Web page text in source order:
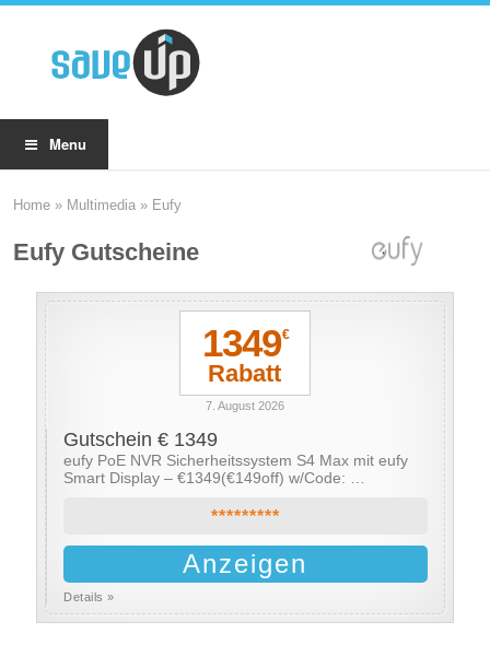
Menu
Home » Multimedia » Eufy
Eufy Gutscheine
1349€
Rabatt
7. August 2026
Gutschein € 1349
eufy PoE NVR Sicherheitssystem S4 Max mit eufy
Smart Display – €1349(€149off) w/Code: …
*********
Anzeigen
Details »